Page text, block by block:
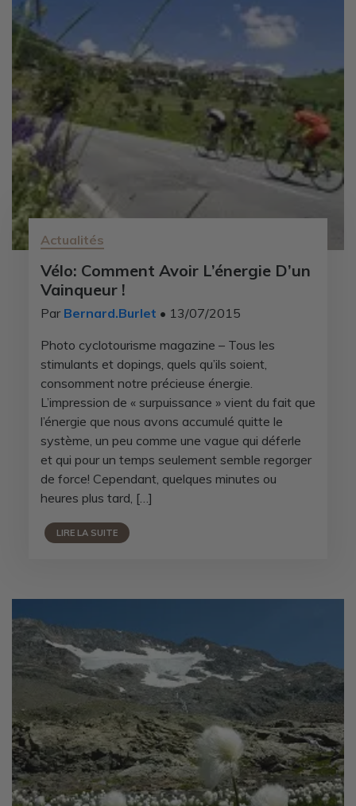
Actualités
Vélo: Comment Avoir L’énergie D’un
Vainqueur !
Par Bernard.Burlet • 13/07/2015
Photo cyclotourisme magazine – Tous les
stimulants et dopings, quels qu’ils soient,
consomment notre précieuse énergie.
L’impression de « surpuissance » vient du fait que
l’énergie que nous avons accumulé quitte le
système, un peu comme une vague qui déferle
et qui pour un temps seulement semble regorger
de force! Cependant, quelques minutes ou
heures plus tard, […]
LIRE LA SUITE